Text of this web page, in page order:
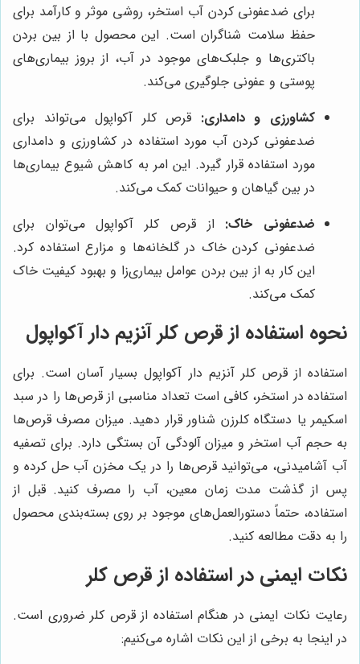
برای ضدعفونی کردن آب استخر، روشی موثر و کارآمد برای
حفظ سلامت شناگران است. این محصول با از بین بردن
باکتری‌ها و جلبک‌های موجود در آب، از بروز بیماری‌های
پوستی و عفونی جلوگیری می‌کند.
کشاورزی و دامداری: قرص کلر آکواپول می‌تواند برای
ضدعفونی کردن آب مورد استفاده در کشاورزی و دامداری
مورد استفاده قرار گیرد. این امر به کاهش شیوع بیماری‌ها
در بین گیاهان و حیوانات کمک می‌کند.
ضدعفونی خاک: از قرص کلر آکواپول می‌توان برای
ضدعفونی کردن خاک در گلخانه‌ها و مزارع استفاده کرد.
این کار به از بین بردن عوامل بیماری‌زا و بهبود کیفیت خاک
کمک می‌کند.
نحوه استفاده از قرص کلر آنزیم دار آکواپول
استفاده از قرص کلر آنزیم دار آکواپول بسیار آسان است. برای
استفاده در استخر، کافی است تعداد مناسبی از قرص‌ها را در سبد
اسکیمر یا دستگاه کلرزن شناور قرار دهید. میزان مصرف قرص‌ها
به حجم آب استخر و میزان آلودگی آن بستگی دارد. برای تصفیه
آب آشامیدنی، می‌توانید قرص‌ها را در یک مخزن آب حل کرده و
پس از گذشت مدت زمان معین، آب را مصرف کنید. قبل از
استفاده، حتماً دستورالعمل‌های موجود بر روی بسته‌بندی محصول
را به دقت مطالعه کنید.
نکات ایمنی در استفاده از قرص کلر
رعایت نکات ایمنی در هنگام استفاده از قرص کلر ضروری است.
در اینجا به برخی از این نکات اشاره می‌کنیم: